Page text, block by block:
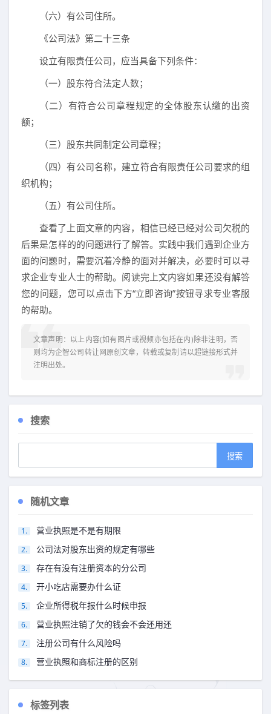
（六）有公司住所。
《公司法》第二十三条
设立有限责任公司，应当具备下列条件：
（一）股东符合法定人数；
（二）有符合公司章程规定的全体股东认缴的出资
额；
（三）股东共同制定公司章程；
（四）有公司名称，建立符合有限责任公司要求的组
织机构；
（五）有公司住所。
查看了上面文章的内容，相信已经已经对公司欠税的
后果是怎样的的问题进行了解答。实践中我们遇到企业方
面的问题时，需要沉着冷静的面对并解决，必要时可以寻
求企业专业人士的帮助。阅读完上文内容如果还没有解答
您的问题，您可以点击下方“立即咨询”按钮寻求专业客服
的帮助。
文章声明：以上内容(如有图片或视频亦包括在内)除非注明，否
则均为企智公司转让网原创文章，转载或复制请以超链接形式并
注明出处。
搜索
随机文章
营业执照是不是有期限
公司法对股东出资的规定有哪些
存在有没有注册资本的分公司
开小吃店需要办什么证
企业所得税年报什么时候申报
营业执照注销了欠的钱会不会还用还
注册公司有什么风险吗
营业执照和商标注册的区别
标签列表